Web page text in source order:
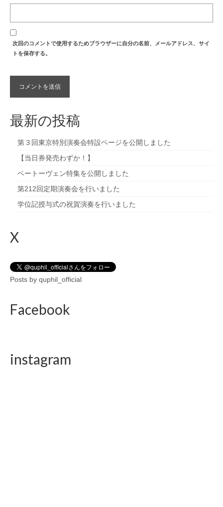
次回のコメントで使用するためブラウザーに自分の名前、メールアドレス、サイ
トを保存する。
最新の投稿
第３回東京特別演奏会特設ページを公開しました
【当日券発売わずか！】
ベートーヴェン特集を公開しました
第212回定期演奏会を行いました
学位記授与式の祝賀演奏を行いました
X
Posts by quphil_official
Facebook
instagram